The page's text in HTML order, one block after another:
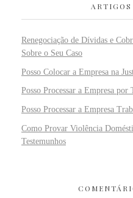
Renegociação de Dívidas e
Sobre o Seu Caso
Posso Colocar a Empresa na
Posso Processar a Empresa por
Posso Processar a Empresa
Como Provar Violência
Testemunhos